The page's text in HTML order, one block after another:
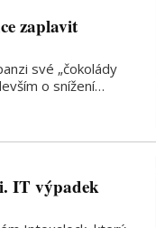
zaplavit
své „čokolády
o snížení…
IT výpadek